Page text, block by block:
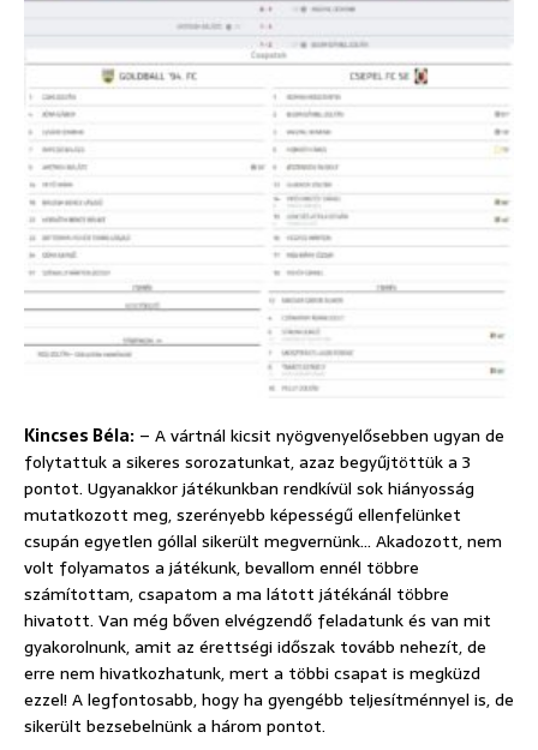
Kincses Béla: – A vártnál kicsit nyögvenyelősebben ugyan de
folytattuk a sikeres sorozatunkat, azaz begyűjtöttük a 3
pontot. Ugyanakkor játékunkban rendkívül sok hiányosság
mutatkozott meg, szerényebb képességű ellenfelünket
csupán egyetlen góllal sikerült megvernünk… Akadozott, nem
volt folyamatos a játékunk, bevallom ennél többre
számítottam, csapatom a ma látott játékánál többre
hivatott. Van még bőven elvégzendő feladatunk és van mit
gyakorolnunk, amit az érettségi időszak tovább nehezít, de
erre nem hivatkozhatunk, mert a többi csapat is megküzd
ezzel! A legfontosabb, hogy ha gyengébb teljesítménnyel is, de
sikerült bezsebelnünk a három pontot.